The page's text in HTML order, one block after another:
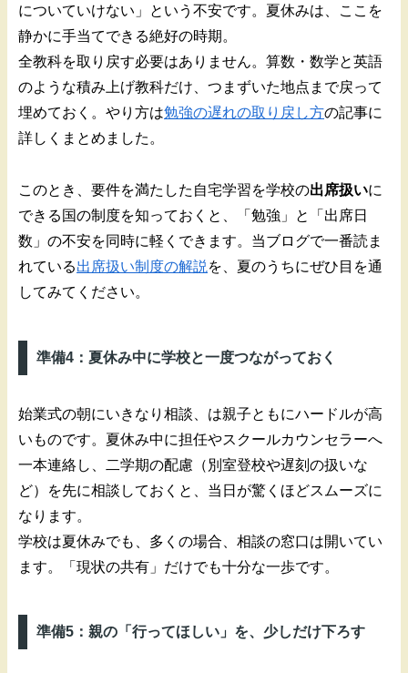
についていけない」という不安です。夏休みは、ここを
静かに手当てできる絶好の時期。
全教科を取り戻す必要はありません。算数・数学と英語
のような積み上げ教科だけ、つまずいた地点まで戻って
埋めておく。やり方は勉強の遅れの取り戻し方の記事に
詳しくまとめました。
このとき、要件を満たした自宅学習を学校の出席扱いに
できる国の制度を知っておくと、「勉強」と「出席日
数」の不安を同時に軽くできます。当ブログで一番読ま
れている出席扱い制度の解説 を、夏のうちにぜひ目を通
してみてください。
準備4：夏休み中に学校と一度つながっておく
始業式の朝にいきなり相談、は親子ともにハードルが高
いものです。夏休み中に担任やスクールカウンセラーへ
一本連絡し、二学期の配慮（別室登校や遅刻の扱いな
ど）を先に相談しておくと、当日が驚くほどスムーズに
なります。
学校は夏休みでも、多くの場合、相談の窓口は開いてい
ます。「現状の共有」だけでも十分な一歩です。
準備5：親の「行ってほしい」を、少しだけ下ろす